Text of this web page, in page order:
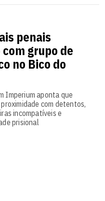
penais
grupo de
no Bico do
Imperium aponta que
com detentos,
incompatíveis e
prisional